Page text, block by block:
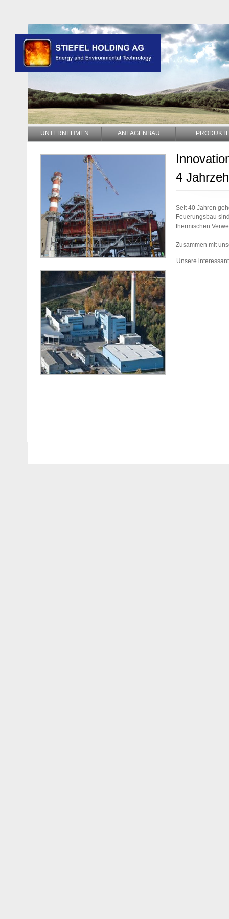
UNTERNEHMEN ANLAGENBAU
4
Seit 40 Jahren
Feuerungsbau
thermischen
Zusammen mit
Unsere